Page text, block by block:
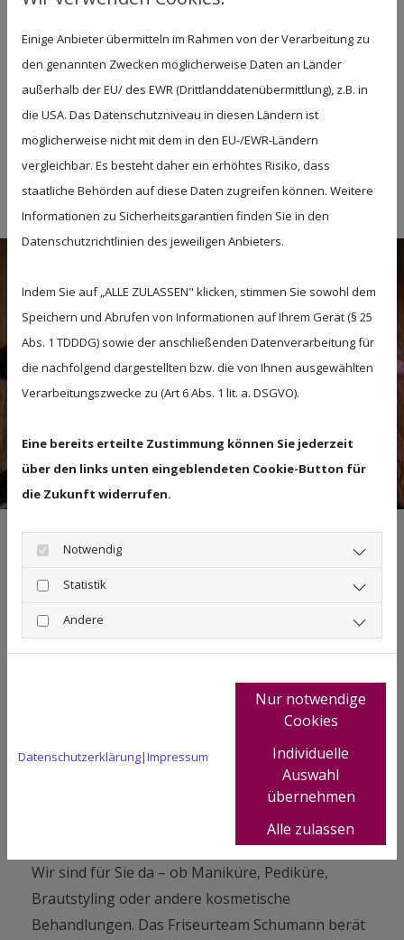
Hochzeitsstyling immer individuell und
professionell. In unserem gemütlichen Ambiente
können Sie sich so noch mehr auf den schönsten
Tag Ihres Lebens freuen und sich von uns
rundherum stylen lassen.
Fußpflege:
für Ihre Füße
Die kosmetische Behandlung ist nur eines
Bereich Fußpflege für Sie da. Neben einer
Fußmassage oder einem verwöhnenden Fußbad
Fußpflege an. Bei dieser Art der Fußpflege
kümmern wir uns um die professionelle
Hornhautentfernung und die Behandlung von
Wir sind für Sie da – ob Maniküre, Pediküre,
Brautstyling oder andere kosmetische
Behandlungen. Das Friseurteam Schumann berät
Einige Anbieter übermitteln im Rahmen von der Verarbeitung zu
den genannten Zwecken möglicherweise Daten an Länder
außerhalb der EU/ des EWR (Drittlanddatenübermittlung), z.B. in
die USA. Das Datenschutzniveau in diesen Ländern ist
möglicherweise nicht mit dem in den EU-/EWR-Ländern
vergleichbar. Es besteht daher ein erhöhtes Risiko, dass
staatliche Behörden auf diese Daten zugreifen können. Weitere
Informationen zu Sicherheitsgarantien finden Sie in den
Datenschutzrichtlinien des jeweiligen Anbieters.
Indem Sie auf „ALLE ZULASSEN" klicken, stimmen Sie sowohl dem
Speichern und Abrufen von Informationen auf Ihrem Gerät (§ 25
Abs. 1 TDDDG) sowie der anschließenden Datenverarbeitung für
die nachfolgend dargestellten bzw. die von Ihnen ausgewählten
Verarbeitungszwecke zu (Art 6 Abs. 1 lit. a. DSGVO).
Eine bereits erteilte Zustimmung können Sie jederzeit
über den links unten eingeblendeten Cookie-Button für
die Zukunft widerrufen.
Notwendig
Statistik
Andere
Datenschutzerklärung|Impressum
Nur notwendige
Cookies
Individuelle
Auswahl
übernehmen
Alle zulassen